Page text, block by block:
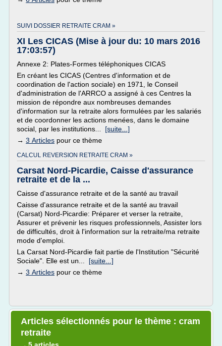
SUIVI DOSSIER RETRAITE CRAM »
XI Les CICAS (Mise à jour du: 10 mars 2016
17:03:57)
Annexe 2: Plates-Formes téléphoniques CICAS
En créant les CICAS (Centres d'information et de
coordination de l'action sociale) en 1971, le Conseil
d'administration de l'ARRCO a assigné à ces Centres la
mission de répondre aux nombreuses demandes
d'information sur la retraite alors formulées par les salariés
et de coordonner les actions menées, dans le domaine
social, par les institutions... [suite...]
→ 3 Articles pour ce thème
CALCUL REVERSION RETRAITE CRAM »
Carsat Nord-Picardie, Caisse d'assurance
retraite et de la ...
Caisse d'assurance retraite et de la santé au travail
Caisse d'assurance retraite et de la santé au travail
(Carsat) Nord-Picardie: Préparer et verser la retraite,
Assurer et prévenir les risques professionnels, Assister lors
de difficultés, droit à l'information sur la retraite/ma retraite
mode d'emploi.
La Carsat Nord-Picardie fait partie de l'Institution "Sécurité
Sociale". Elle est un... [suite...]
→ 3 Articles pour ce thème
Articles sélectionnés pour le thème : cram
retraite